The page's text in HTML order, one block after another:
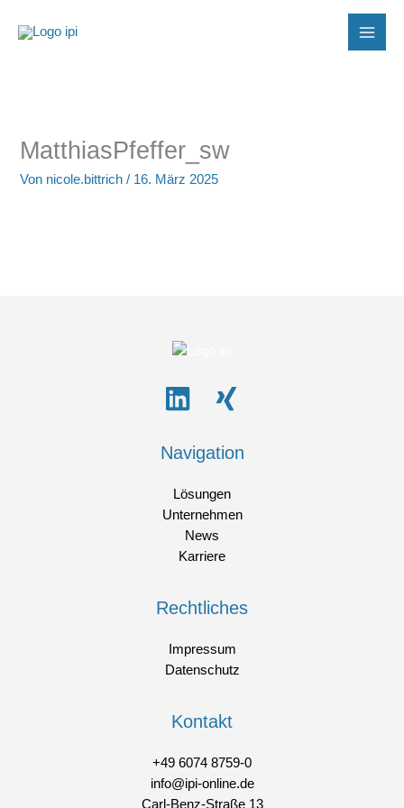
Inhalt
MatthiasPfeffer_sw
Von nicole.bittrich/ 16. März 2025
Navigation
Lösungen
Unternehmen
News
Karriere
Rechtliches
Impressum
Datenschutz
Kontakt
+49 6074 8759-0
info@ipi-online.de
Carl-Benz-Straße 13